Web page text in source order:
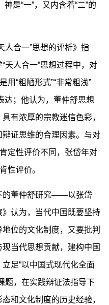
神是“一”，又内含着“二”的
合一”思想的评析》指
天人合一”思想过程中，对
用“粗陋形式”“非常粗浅”
达；他认为，董仲舒思想
有浓厚的宗教迷信色彩，
证思维的合理因素。与对
定性评价不同，张岱年对
性评价。
董仲舒研究——以张岱
认为，当代中国既要坚持
位的文化制度，又要批判
当代思想贡献，建构中国
足“以中国式现代化全面
题，在实践辩证法指导下
和文化制度的历史经验，